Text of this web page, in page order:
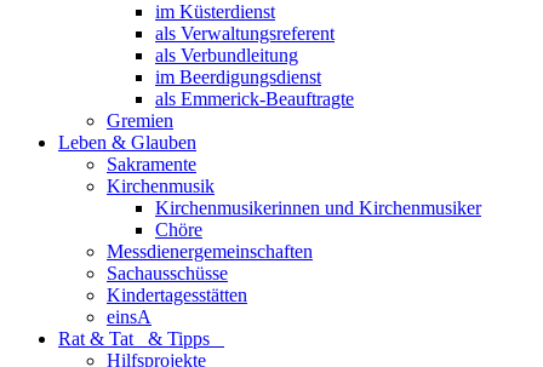
im Küsterdienst
als Verwaltungsreferent
als Verbundleitung
im Beerdigungsdienst
als Emmerick-Beauftragte
Gremien
Leben & Glauben
Sakramente
Kirchenmusik
Kirchenmusikerinnen und Kirchenmusiker
Chöre
Messdienergemeinschaften
Sachausschüsse
Kindertagesstätten
einsA
Rat & Tat & Tipps
Hilfsprojekte